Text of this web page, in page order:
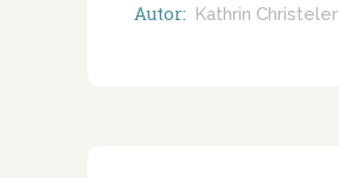
Autor: Kathrin Christeler